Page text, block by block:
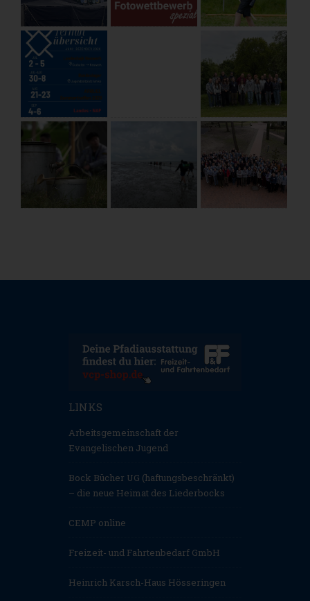
LINKS
Arbeitsgemeinschaft der
Evangelischen Jugend
Bock Bücher UG (haftungsbeschränkt)
– die neue Heimat des Liederbocks
CEMP online
Freizeit- und Fahrtenbedarf GmbH
Heinrich Karsch-Haus Hösseringen